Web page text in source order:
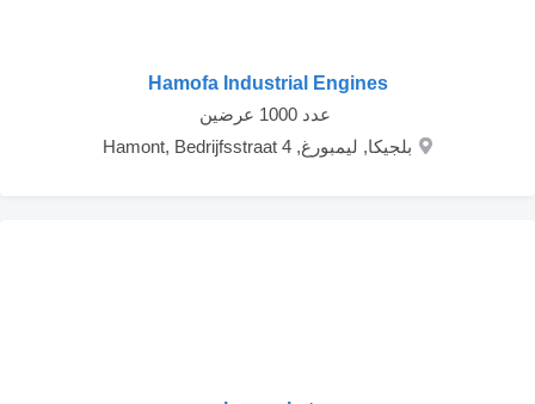
Hamofa Industrial Engines
‏ عدد 1000 عرضين
بلجيكا, ليمبورغ, Hamont, Bedrijfsstraat 4